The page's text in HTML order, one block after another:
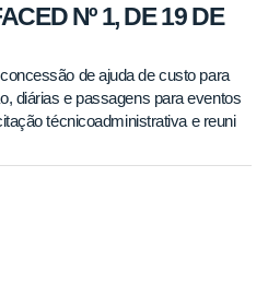
Nº 1, DE 19 DE
de ajuda de custo para
diárias e passagens para eventos
técnicoadministrativa e reuni